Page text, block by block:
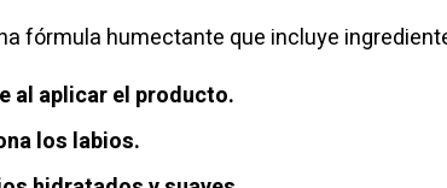
fórmula humectante que incluye
al aplicar el producto.
los labios.